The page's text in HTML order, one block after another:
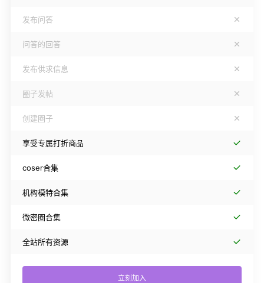
发布问答
问答的回答
发布供求信息
圈子发帖
创建圈子
享受专属打折商品
coser合集
机构模特合集
微密圈合集
全站所有资源
立刻加入